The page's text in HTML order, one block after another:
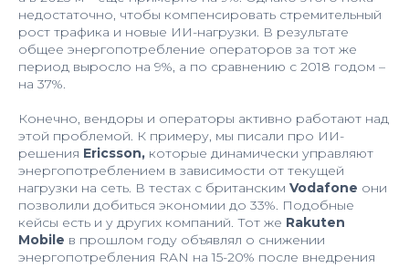
недостаточно, чтобы компенсировать стремительный
рост трафика и новые ИИ-нагрузки. В результате
общее энергопотребление операторов за тот же
период выросло на 9%, а по сравнению с 2018 годом –
на 37%.
Конечно, вендоры и операторы активно работают над
этой проблемой. К примеру, мы писали про ИИ-
решения Ericsson, которые динамически управляют
энергопотреблением в зависимости от текущей
нагрузки на сеть. В тестах с британским Vodafone они
позволили добиться экономии до 33%. Подобные
кейсы есть и у других компаний. Тот же Rakuten
Mobile в прошлом году объявлял о снижении
энергопотребления RAN на 15-20% после внедрения